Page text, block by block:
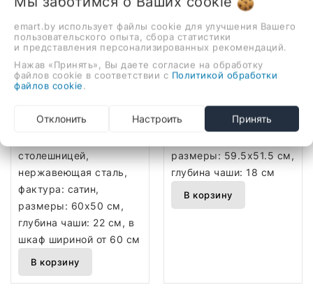
Кухонная мойка
Gerhans K36050B
(графит)
343,04 руб.
столешницу/врезная
столешницей,
нержавеющая сталь,
фактура: сатин,
размеры: 60x50 см,
глубина чаши: 22 см, в
шкаф шириной от 60 см
В корзину
Кухонная мойка
Gerhans A12 (серый)
врезная на
столешницу,
размеры: 59.5x51.5 см,
глубина чаши: 18 см
В корзину
emart.by использует файлы cookie для улучшения Вашего
пользовательского опыта, сбора статистики
и представления персонализированных рекомендаций.
Нажав «Принять», Вы даете согласие на обработку
файлов cookie в соответствии с Политикой обработки
файлов cookie
Отклонить Настроить Принять